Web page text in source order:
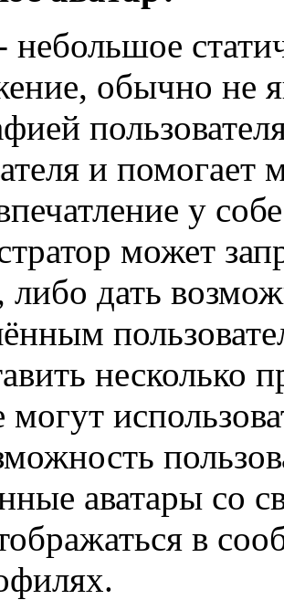
небольшое
обычно не
и помогает
у
может
дать
несколько
могут
аватары со
в